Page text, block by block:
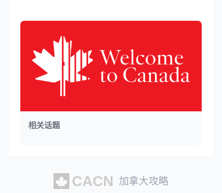
相关话题
加拿大攻略